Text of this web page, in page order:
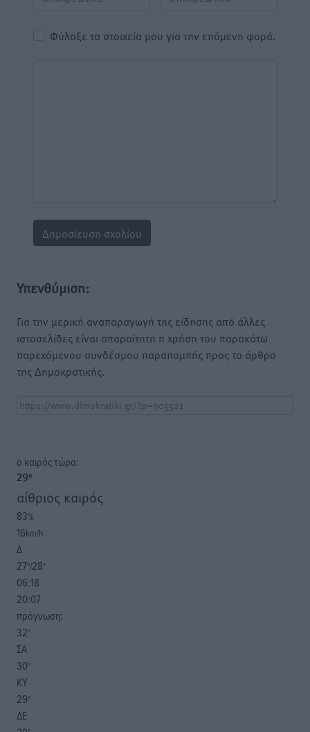
Φύλαξε τα στοιχεία μου για την επόμενη φορά.
Υπενθύμιση:
Για την μερική αναπαραγωγή της είδησης από άλλες
ιστοσελίδες είναι απαραίτητη η χρήση του παρακάτω
παρεχόμενου συνδέσμου παραπομπής προς το άρθρο
της Δημοκρατικής.
o καιρός τώρα:
29°
αίθριος καιρός
83%
16km/h
Δ
27°/28°
06:18
20:07
πρόγνωση:
32°
ΣΑ
30°
ΚΥ
29°
ΔΕ